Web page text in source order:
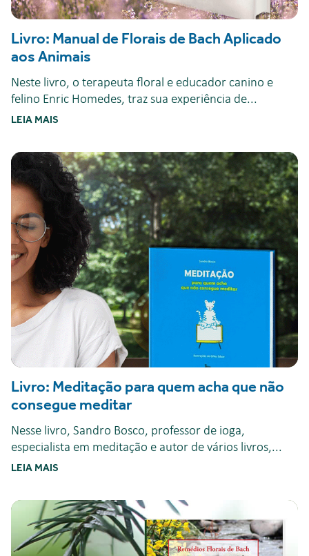
Livro: Manual de Florais de Bach Aplicado
aos Animais
Neste livro, o terapeuta floral e educador canino e
felino Enric Homedes, traz sua experiência de...
LEIA MAIS
Livro: Meditação para quem acha que não
consegue meditar
Nesse livro, Sandro Bosco, professor de ioga,
especialista em meditação e autor de vários livros,...
LEIA MAIS